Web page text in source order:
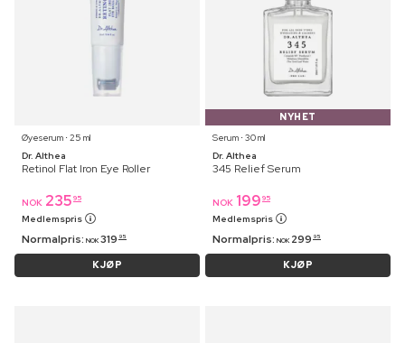
Øyeserum ⋅ 25 ml
Dr. Althea
Retinol Flat Iron Eye Roller
NOK 235 95
Medlemspris
Normalpris: NOK 319 95
KJØP
NYHET
Serum ⋅ 30 ml
Dr. Althea
345 Relief Serum
NOK 199 95
Medlemspris
Normalpris: NOK 299 95
KJØP